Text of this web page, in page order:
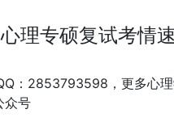
理专硕复试考情
：2853793598，更多心
众号